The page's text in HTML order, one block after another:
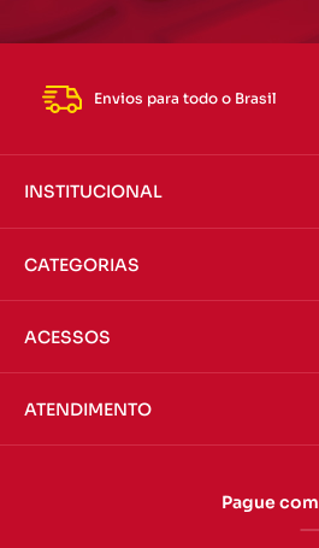
Envios para todo o Brasil
INSTITUCIONAL
CATEGORIAS
ACESSOS
ATENDIMENTO
Pague com